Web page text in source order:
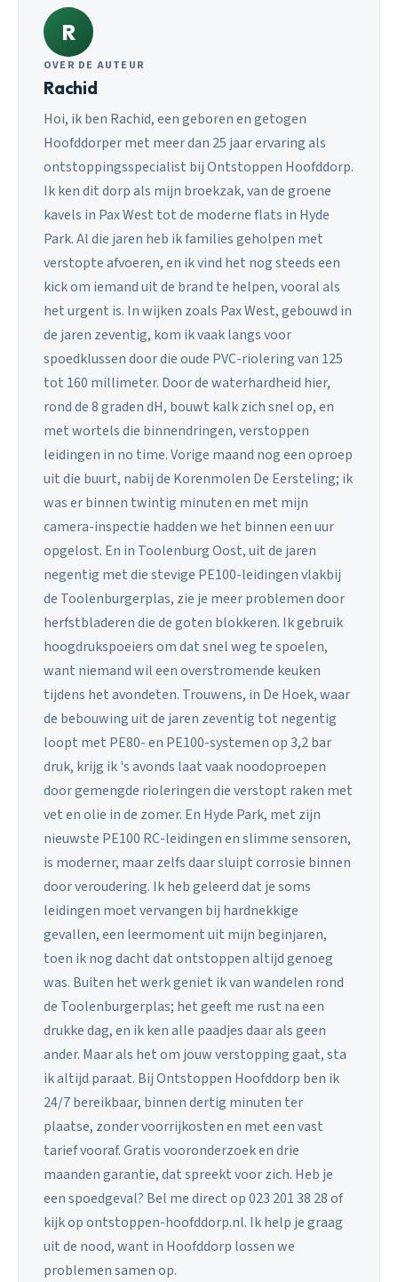
R
OVER DE AUTEUR
Rachid
Hoi, ik ben Rachid, een geboren en getogen
Hoofddorper met meer dan 25 jaar ervaring als
ontstoppingsspecialist bij Ontstoppen Hoofddorp.
Ik ken dit dorp als mijn broekzak, van de groene
kavels in Pax West tot de moderne flats in Hyde
Park. Al die jaren heb ik families geholpen met
verstopte afvoeren, en ik vind het nog steeds een
kick om iemand uit de brand te helpen, vooral als
het urgent is. In wijken zoals Pax West, gebouwd in
de jaren zeventig, kom ik vaak langs voor
spoedklussen door die oude PVC-riolering van 125
tot 160 millimeter. Door de waterhardheid hier,
rond de 8 graden dH, bouwt kalk zich snel op, en
met wortels die binnendringen, verstoppen
leidingen in no time. Vorige maand nog een oproep
uit die buurt, nabij de Korenmolen De Eersteling; ik
was er binnen twintig minuten en met mijn
camera-inspectie hadden we het binnen een uur
opgelost. En in Toolenburg Oost, uit de jaren
negentig met die stevige PE100-leidingen vlakbij
de Toolenburgerplas, zie je meer problemen door
herfstbladeren die de goten blokkeren. Ik gebruik
hoogdrukspoeiers om dat snel weg te spoelen,
want niemand wil een overstromende keuken
tijdens het avondeten. Trouwens, in De Hoek, waar
de bebouwing uit de jaren zeventig tot negentig
loopt met PE80- en PE100-systemen op 3,2 bar
druk, krijg ik 's avonds laat vaak noodoproepen
door gemengde rioleringen die verstopt raken met
vet en olie in de zomer. En Hyde Park, met zijn
nieuwste PE100 RC-leidingen en slimme sensoren,
is moderner, maar zelfs daar sluipt corrosie binnen
door veroudering. Ik heb geleerd dat je soms
leidingen moet vervangen bij hardnekkige
gevallen, een leermoment uit mijn beginjaren,
toen ik nog dacht dat ontstoppen altijd genoeg
was. Buiten het werk geniet ik van wandelen rond
de Toolenburgerplas; het geeft me rust na een
drukke dag, en ik ken alle paadjes daar als geen
ander. Maar als het om jouw verstopping gaat, sta
ik altijd paraat. Bij Ontstoppen Hoofddorp ben ik
24/7 bereikbaar, binnen dertig minuten ter
plaatse, zonder voorrijkosten en met een vast
tarief vooraf. Gratis vooronderzoek en drie
maanden garantie, dat spreekt voor zich. Heb je
een spoedgeval? Bel me direct op 023 201 38 28 of
kijk op ontstoppen-hoofddorp.nl. Ik help je graag
uit de nood, want in Hoofddorp lossen we
problemen samen op.